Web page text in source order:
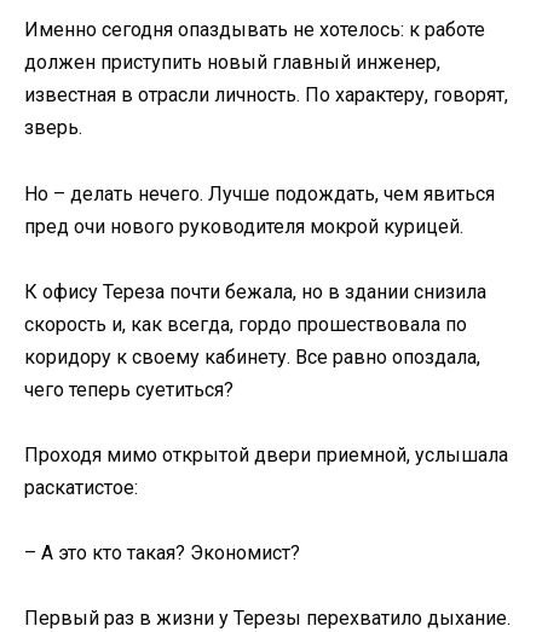
Именно сегодня опаздывать не хотелось: к работе
должен приступить новый главный инженер,
известная в отрасли личность. По характеру, говорят,
зверь.
Но – делать нечего. Лучше подождать, чем явиться
пред очи нового руководителя мокрой курицей.
К офису Тереза почти бежала, но в здании снизила
скорость и, как всегда, гордо прошествовала по
коридору к своему кабинету. Все равно опоздала,
чего теперь суетиться?
Проходя мимо открытой двери приемной, услышала
раскатистое:
– А это кто такая? Экономист?
Первый раз в жизни у Терезы перехватило дыхание.